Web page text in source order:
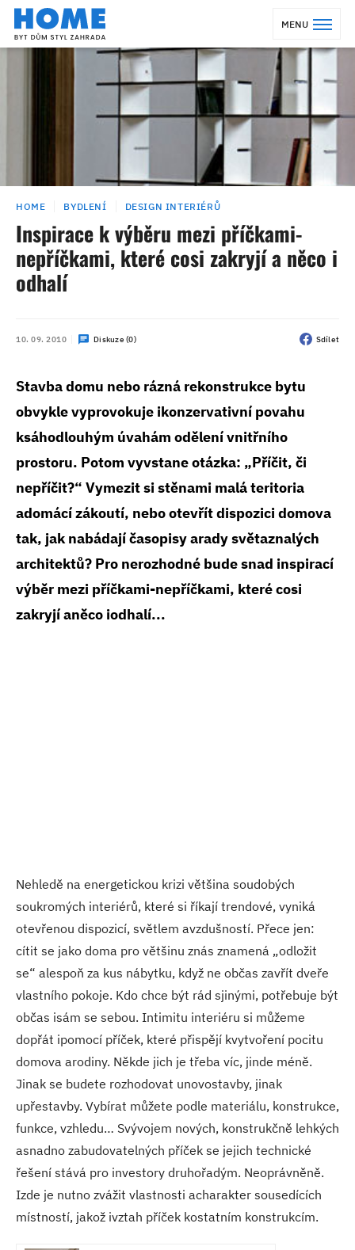
MENU
HOME BYDLENÍ DESIGN INTERIÉRŮ
Inspirace k výběru mezi příčkami-
nepříčkami, které cosi zakryjí a něco i
odhalí
10. 09. 2010 Diskuze (0) Sdílet
Stavba domu nebo rázná rekonstrukce bytu
obvykle vyprovokuje ikonzervativní povahu
ksáhodlouhým úvahám odělení vnitřního
prostoru. Potom vyvstane otázka: „Příčit, či
nepříčit?“ Vymezit si stěnami malá teritoria
adomácí zákoutí, nebo otevřít dispozici domova
tak, jak nabádají časopisy arady světaznalých
architektů? Pro nerozhodné bude snad inspirací
výběr mezi příčkami-nepříčkami, které cosi
zakryjí aněco iodhalí...
Nehledě na energetickou krizi většina soudobých
soukromých interiérů, které si říkají trendové, vyniká
otevřenou dispozicí, světlem avzdušností. Přece jen:
cítit se jako doma pro většinu znás znamená „odložit
se“ alespoň za kus nábytku, když ne občas zavřít dveře
vlastního pokoje. Kdo chce být rád sjinými, potřebuje být
občas isám se sebou. Intimitu interiéru si můžeme
dopřát ipomocí příček, které přispějí kvytvoření pocitu
domova arodiny. Někde jich je třeba víc, jinde méně.
Jinak se budete rozhodovat unovostavby, jinak
upřestavby. Vybírat můžete podle materiálu, konstrukce,
funkce, vzhledu… Svývojem nových, konstrukčně lehkých
asnadno zabudovatelných příček se jejich technické
řešení stává pro investory druhořadým. Neoprávněně.
Izde je nutno zvážit vlastnosti acharakter sousedících
místností, jakož ivztah příček kostatním konstrukcím.